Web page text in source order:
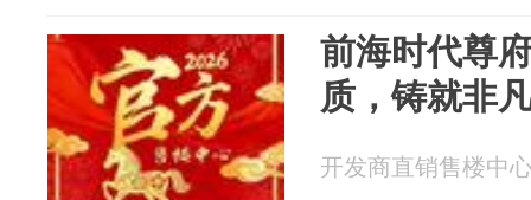
前海时代尊
质，铸就非
开发商直销售楼中